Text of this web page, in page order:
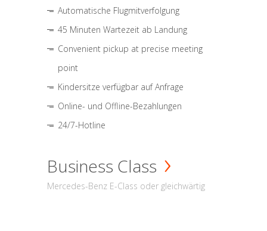
Automatische Flugmitverfolgung
45 Minuten Wartezeit ab Landung
Convenient pickup at precise meeting
point
Kindersitze verfügbar auf Anfrage
Online- und Offline-Bezahlungen
24/7-Hotline
Business Class
Mercedes-Benz E-Class oder gleichwärtig